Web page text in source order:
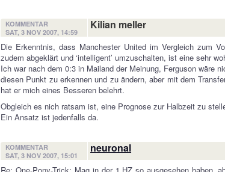
KOMMENTAR
SAT, 3 NOV 2007, 14:59
Kilian meller
Die Erkenntnis, dass Manchester United im Vergleich zum
zudem abgeklärt und ‘intelligent’ umzuschalten, ist eine sehr
Ich war nach dem 0:3 in Mailand der Meinung, Ferguson wäre
diesen Punkt zu erkennen und zu ändern, aber mit dem
hat er mich eines Besseren belehrt.
Obgleich es nich ratsam ist, eine Prognose zur Halbzeit zu
Ein Ansatz ist jedenfalls da.
KOMMENTAR
SAT, 3 NOV 2007, 15:01
neuronal